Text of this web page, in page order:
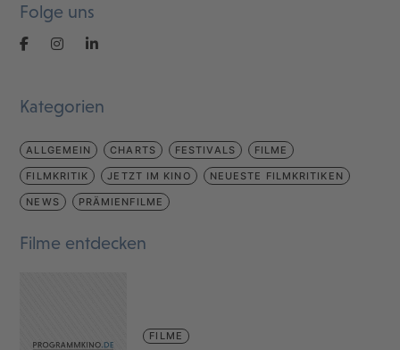
Folge uns
Kategorien
ALLGEMEIN CHARTS FESTIVALS FILME
FILMKRITIK JETZT IM KINO NEUESTE FILMKRITIKEN
NEWS PRÄMIENFILME
Filme entdecken
FILME